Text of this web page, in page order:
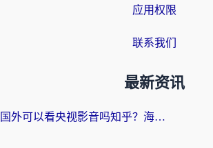
应用权限
联系我们
最新资讯
国外可以看央视影音吗知乎？海外党亲测有效的回国加速方案